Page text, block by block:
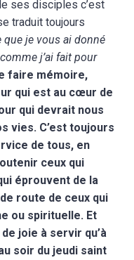
ses disciples c’est
traduit toujours
que je vous ai donné
j’ai fait pour
faire mémoire,
qui est au cœur de
qui devrait nous
vies. C’est toujours
de tous, en
ceux qui
éprouvent de la
route de ceux qui
ou spirituelle. Et
de joie à servir qu’à
soir du jeudi saint